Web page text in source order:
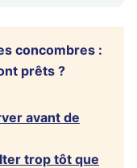
concombres :
prêts ?
avant de
trop tôt que